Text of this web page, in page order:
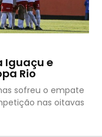
Iguaçu e
Rio
sofreu o empate
nas oitavas